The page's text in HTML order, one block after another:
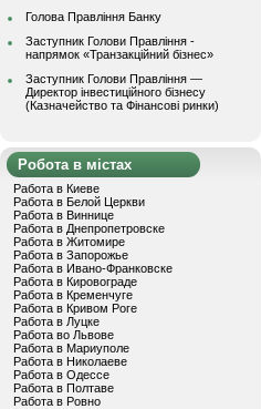
Голова Правління Банку
Заступник Голови Правління -
напрямок «Транзакційний бізнес»
Заступник Голови Правління —
Директор інвестиційного бізнесу
(Казначейство та Фінансові ринки)
Робота в містах
Работа в Киеве
Работа в Белой Церкви
Работа в Виннице
Работа в Днепропетровске
Работа в Житомире
Работа в Запорожье
Работа в Ивано-Франковске
Работа в Кировограде
Работа в Кременчуге
Работа в Кривом Роге
Работа в Луцке
Работа во Львове
Работа в Мариуполе
Работа в Николаеве
Работа в Одессе
Работа в Полтаве
Работа в Ровно